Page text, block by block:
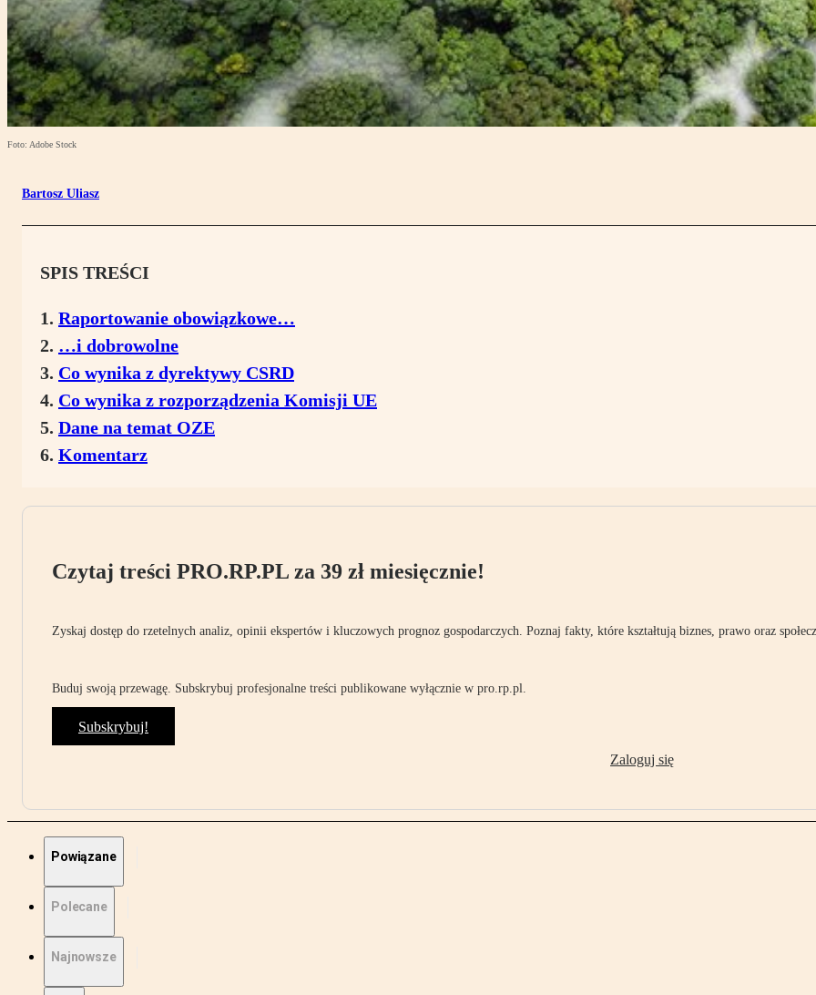
Foto: Adobe Stock
Bartosz Uliasz
SPIS TREŚCI
Raportowanie obowiązkowe…
…i dobrowolne
Co wynika z dyrektywy CSRD
Co wynika z rozporządzenia Komisji UE
Dane na temat OZE
Komentarz
Czytaj treści PRO.RP.PL za 39 zł miesięcznie!
Zyskaj dostęp do rzetelnych analiz, opinii ekspertów i kluczowych prognoz gospodarczych. Poznaj fakty, które kształtują biznes, prawo oraz
Buduj swoją przewagę. Subskrybuj profesjonalne treści publikowane wyłącznie w pro.rp.pl.
Subskrybuj!
Zaloguj się
Powiązane
Polecane
Najnowsze